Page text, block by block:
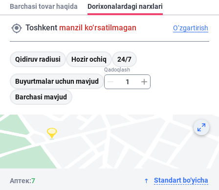
Barchasi tovar haqida Dorixonalardagi narxlari
Toshkent manzil ko‘rsatilmagan O‘zgartirish
Qidiruv radiusi Hozir ochiq 24/7
Buyurtmalar uchun mavjud
Qadoqlash
Barchasi mavjud
Аптек:7 Standart bo‘yicha